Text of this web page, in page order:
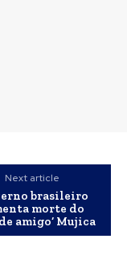
Next article
brasileiro
morte do
amigo’ Mujica